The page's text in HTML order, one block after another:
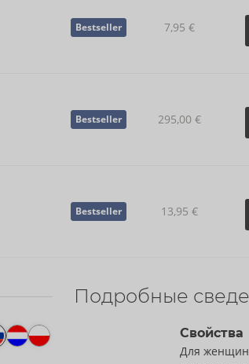
Bestseller 7,95 €
Bestseller 295,00 €
Bestseller 13,95 €
Подробные
Свойства
Для женщин